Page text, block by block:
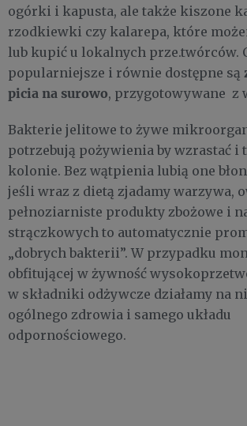
ogórki i kapusta, ale także kiszone
rzodkiewki czy kalarepa, które
lub kupić u lokalnych prze.twórców.
popularniejsze i równie dostępne są
picia na surowo, przygotowywane z
Bakterie jelitowe to żywe
potrzebują pożywienia by wzrastać i
kolonie. Bez wątpienia lubią one
jeśli wraz z dietą zjadamy warzywa,
pełnoziarniste produkty zbożowe i
strączkowych to automatycznie
„dobrych bakterii”. W przypadku
obfitującej w żywność
w składniki odżywcze działamy na
ogólnego zdrowia i samego układu
odpornościowego.